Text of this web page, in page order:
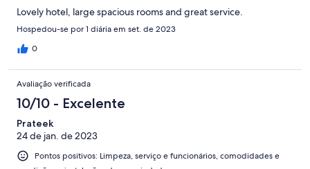
Lovely hotel, large spacious rooms and great service.
Hospedou-se por 1 diária em set. de 2023
0
Avaliação verificada
10/10 - Excelente
Prateek
24 de jan. de 2023
Pontos positivos: Limpeza, serviço e funcionários, comodidades e